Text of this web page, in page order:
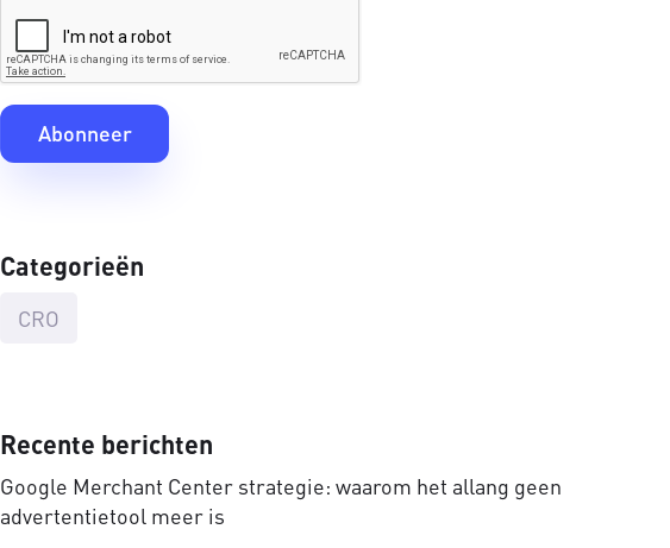
Categorieën
CRO
Recente berichten
Google Merchant Center strategie: waarom het allang geen
advertentietool meer is